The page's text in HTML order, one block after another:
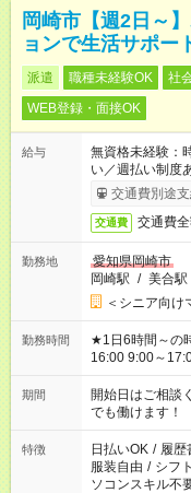
岡崎市【週2日～
ョンで生活サポー
派遣 職種未経験OK 社
WEB登録・面接OK
給与
無資格未経験
い／週払い制度
完了次第のお支
交通費別途支
交通費 交通費
勤務地
愛知県岡崎市
岡崎駅 / 美合駅
＜シニア向け
勤務時間
★1日6時間～の時短シフトOK ★ス
16:00 9:00～17:00
場合、他のお仕
ん ※法令に基づ
となります ※労
短時間・短期間
期間
開始日はご相
でも働けます！
特徴 日払いOK / 履歴
服装自由 / シフ
ソコンスキル不